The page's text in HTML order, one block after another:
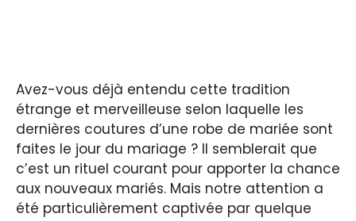
Avez-vous déjà entendu cette tradition
étrange et merveilleuse selon laquelle les
dernières coutures d’une robe de mariée sont
faites le jour du mariage ? Il semblerait que
c’est un rituel courant pour apporter la chance
aux nouveaux mariés. Mais notre attention a
été particulièrement captivée par quelque